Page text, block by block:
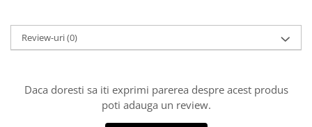
Review-uri(0)
Daca doresti sa iti exprimi parerea despre acest produs
poti adauga un review.